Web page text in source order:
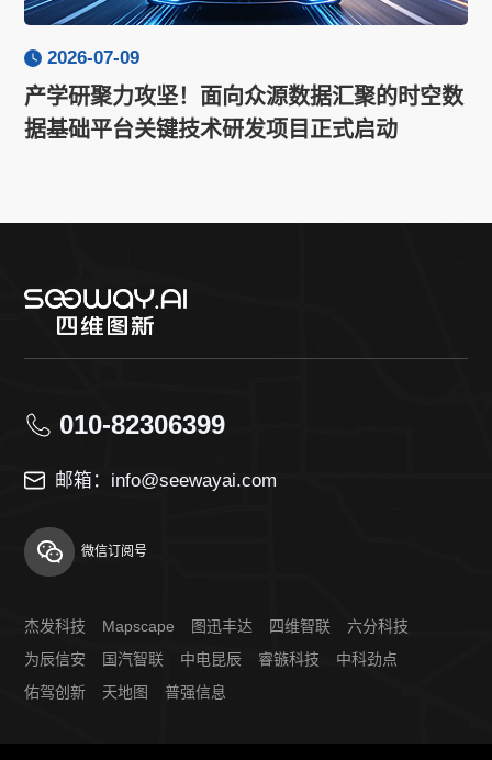
2026-07-09
产学研聚力攻坚！面向众源数据汇聚的时空数
据基础平台关键技术研发项目正式启动
010-82306399
邮箱：info@seewayai.com
微信订阅号
杰发科技 Mapscape 图迅丰达 四维智联
六分科技
为辰信安
国汽智联 中电昆辰 睿镞科技
中科劲点
佑驾创新
天地图 普强信息